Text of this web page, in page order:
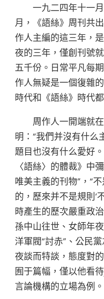
一九二四年十一
月，《語絲》周刊共
作人主編的這三年，
夜的三年，僅創刊號
五千份。日常平凡每
作人無疑是一個復雜
時代和《語絲》時代
周作人一開端就
明：“我們并沒有什么
題目也沒有什么愛好
〈語絲〉的體裁》中
唯美主義的刊物”，“
的，歷來并不是規則‘
時產生的歷次嚴重政
孫中山往世、女師年
洋軍閥“討赤”、公民
夜談而特談，態度對
囿于篇幅，僅以他看
言論機構的立場為例。